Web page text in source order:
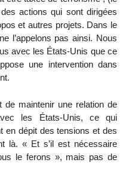
actions qui sont dirigées
et autres projets. Dans le
l’appelons pas ainsi. Nous
avec les États-Unis que ce
une intervention dans
de maintenir une relation de
les États-Unis, ce qui
en dépit des tensions et des
là. « Et s’il est nécessaire
le ferons », mais pas de